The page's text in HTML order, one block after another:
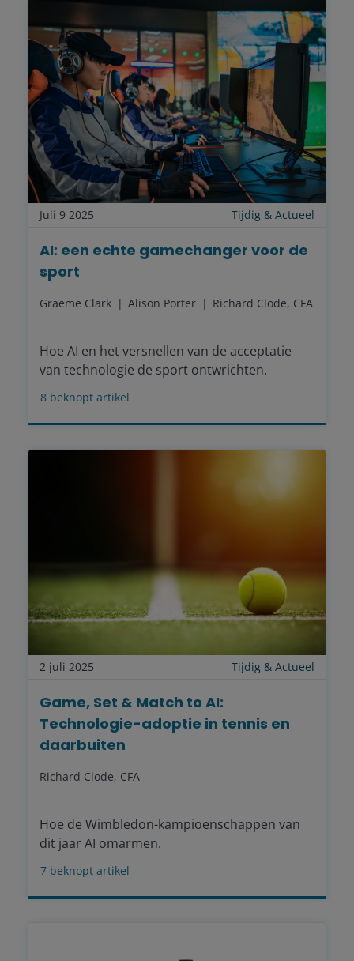
Juli 9 2025 Tijdig & Actueel
AI: een echte gamechanger voor de
sport
Graeme Clark Alison Porter Richard Clode, CFA
Hoe AI en het versnellen van de acceptatie
van technologie de sport ontwrichten.
8 beknopt artikel
2 juli 2025 Tijdig & Actueel
Game, Set & Match to AI:
Technologie-adoptie in tennis en
daarbuiten
Richard Clode, CFA
Hoe de Wimbledon-kampioenschappen van
dit jaar AI omarmen.
7 beknopt artikel